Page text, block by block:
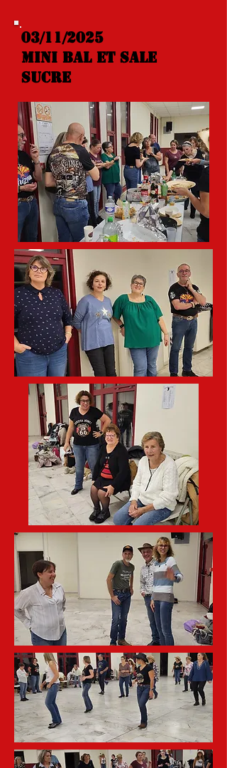
03/11/2025
MINI BAL ET SALE
SUCRE